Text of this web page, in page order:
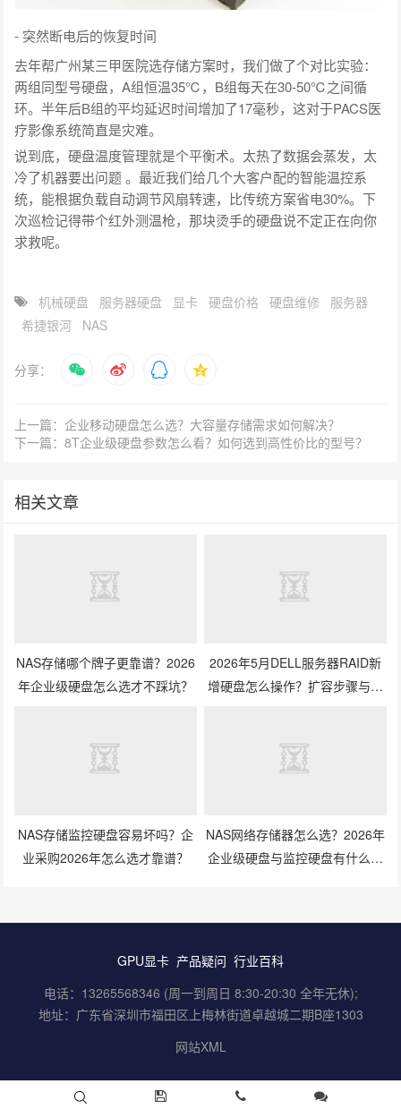
- 突然断电后的恢复时间
去年帮广州某三甲医院选存储方案时，我们做了个对比实验：
两组同型号硬盘，A组恒温35℃，B组每天在30-50℃之间循
环。半年后B组的平均延迟时间增加了17毫秒，这对于PACS医
疗影像系统简直是灾难。
说到底，硬盘温度管理就是个平衡术。太热了数据会蒸发，太
冷了机器要出问题 。最近我们给几个大客户配的智能温控系
统，能根据负载自动调节风扇转速，比传统方案省电30%。下
次巡检记得带个红外测温枪，那块烫手的硬盘说不定正在向你
求救呢。
机械硬盘 服务器硬盘 显卡 硬盘价格 硬盘维修
服务器
希捷银河
NAS
分享：
上一篇：企业移动硬盘怎么选？大容量存储需求如何解决？
下一篇：8T企业级硬盘参数怎么看？如何选到高性价比的型号？
相关文章
NAS存储哪个牌子更靠谱？2026
年企业级硬盘怎么选才不踩坑？
2026年5月DELL服务器RAID新
增硬盘怎么操作？扩容步骤与兼
NAS存储监控硬盘容易坏吗？企
业采购2026年怎么选才靠谱？
NAS网络存储器怎么选？2026年
企业级硬盘与监控硬盘有什么区
GPU显卡 产品疑问 行业百科
电话：13265568346 (周一到周日 8:30-20:30 全年无休);
地址：广东省深圳市福田区上梅林街道卓越城二期B座1303
网站XML